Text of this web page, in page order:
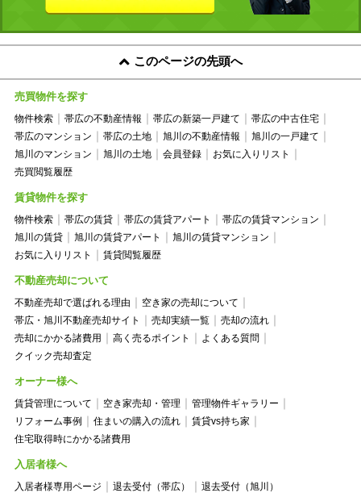
このページの先頭へ
売買物件を探す
物件検索 帯広の不動産情報 帯広の新築一戸建て
帯広の中古住宅
帯広のマンション
帯広の土地 旭川の不動産情報
旭川の一戸建て
旭川のマンション
旭川の土地 会員登録
お気に入りリスト
売買閲覧履歴
賃貸物件を探す
物件検索 帯広の賃貸 帯広の賃貸アパート
帯広の賃貸マンション
旭川の賃貸
旭川の賃貸アパート
旭川の賃貸マンション
お気に入りリスト
賃貸閲覧履歴
不動産売却について
不動産売却で選ばれる理由
空き家の売却について
帯広・旭川不動産売却サイト
売却実績一覧
売却の流れ
売却にかかる諸費用
高く売るポイント
よくある質問
クイック売却査定
オーナー様へ
賃貸管理について 空き家売却・管理
管理物件ギャラリー
リフォーム事例
住まいの購入の流れ
賃貸vs持ち家
住宅取得時にかかる諸費用
入居者様へ
入居者様専用ページ 退去受付（帯広） 退去受付（旭川）